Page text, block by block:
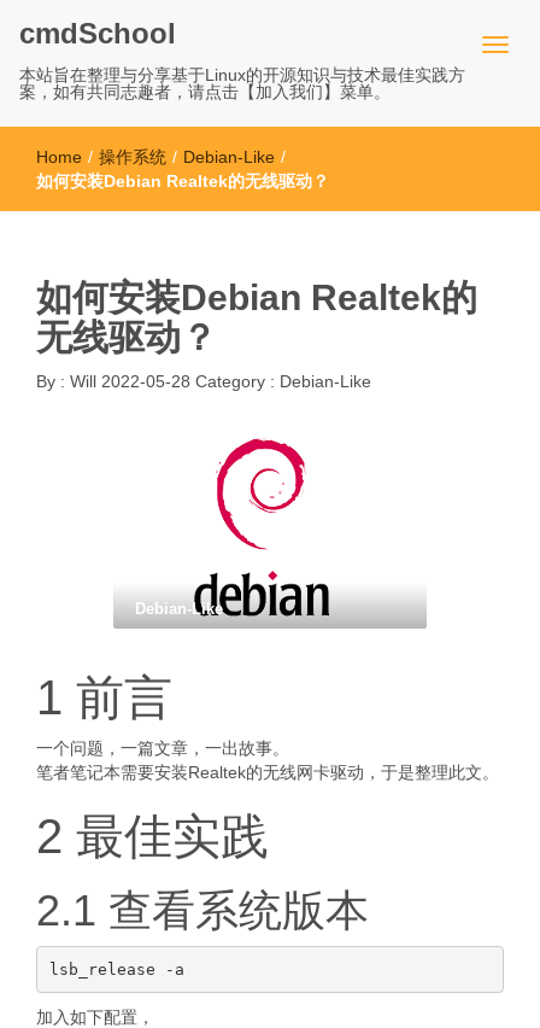
cmdSchool
本站旨在整理与分享基于Linux的开源知识与技术最佳实践方
案，如有共同志趣者，请点击【加入我们】菜单。
Home / 操作系统 / Debian-Like /
如何安装Debian Realtek的无线驱动？
如何安装Debian Realtek的
无线驱动？
By : Will 2022-05-28 Category : Debian-Like
Debian-Like
1 前言
一个问题，一篇文章，一出故事。
笔者笔记本需要安装Realtek的无线网卡驱动，于是整理此文。
2 最佳实践
2.1 查看系统版本
加入如下配置，